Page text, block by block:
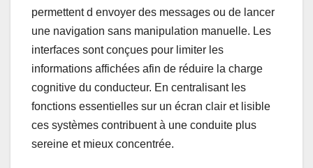
permettent d envoyer des messages ou de lancer
une navigation sans manipulation manuelle. Les
interfaces sont conçues pour limiter les
informations affichées afin de réduire la charge
cognitive du conducteur. En centralisant les
fonctions essentielles sur un écran clair et lisible
ces systèmes contribuent à une conduite plus
sereine et mieux concentrée.